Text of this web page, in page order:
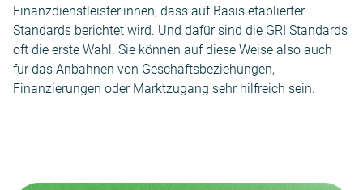
Finanzdienstleister:innen, dass auf Basis etablierter
Standards berichtet wird. Und dafür sind die GRI Standards
oft die erste Wahl. Sie können auf diese Weise also auch
für das Anbahnen von Geschäftsbeziehungen,
Finanzierungen oder Marktzugang sehr hilfreich sein.